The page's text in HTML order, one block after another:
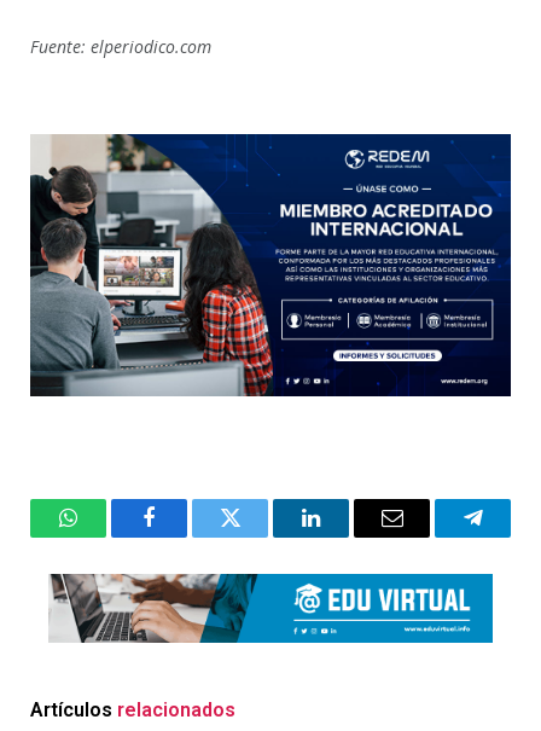
Fuente: elperiodico.com
WhatsAppFacebookTwitter LinkedInEmail
Artículos relacionados